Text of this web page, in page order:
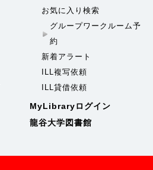
お気に入り検索
グループワークルーム予
約
新着アラート
ILL複写依頼
ILL貸借依頼
MyLibraryログイン
龍谷大学図書館